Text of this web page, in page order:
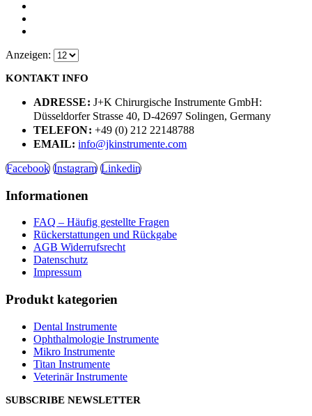
Anzeigen:
KONTAKT INFO
ADRESSE: J+K Chirurgische Instrumente GmbH:
Düsseldorfer Strasse 40, D-42697 Solingen, Germany
TELEFON: +49 (0) 212 22148788
EMAIL: info@jkinstrumente.com
Facebook Instagram Linkedin
Informationen
FAQ – Häufig gestellte Fragen
Rückerstattungen und Rückgabe
AGB Widerrufsrecht
Datenschutz
Impressum
Produkt kategorien
Dental Instrumente
Ophthalmologie Instrumente
Mikro Instrumente
Titan Instrumente
Veterinär Instrumente
SUBSCRIBE NEWSLETTER